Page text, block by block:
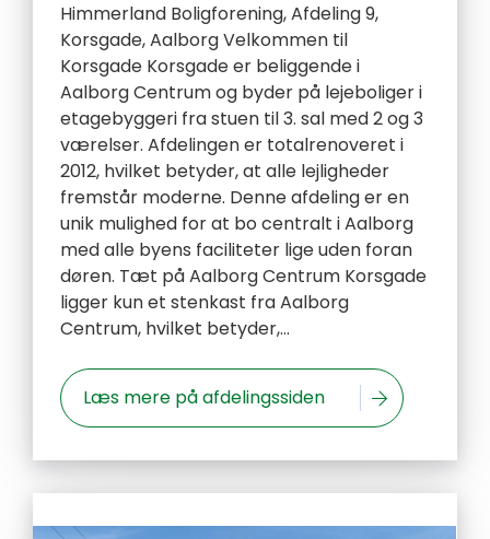
Himmerland Boligforening, Afdeling 9,
Korsgade, Aalborg Velkommen til
Korsgade Korsgade er beliggende i
Aalborg Centrum og byder på lejeboliger i
etagebyggeri fra stuen til 3. sal med 2 og 3
værelser. Afdelingen er totalrenoveret i
2012, hvilket betyder, at alle lejligheder
fremstår moderne. Denne afdeling er en
unik mulighed for at bo centralt i Aalborg
med alle byens faciliteter lige uden foran
døren. Tæt på Aalborg Centrum Korsgade
ligger kun et stenkast fra Aalborg
Centrum, hvilket betyder,...
Læs mere på afdelingssiden